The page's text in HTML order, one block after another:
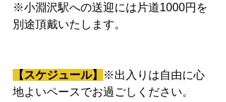
※小淵沢駅への送迎には片道1000円を
別途頂戴いたします。
【スケジュール】
※出入りは自由に心
地よいペースでお過ごしください。